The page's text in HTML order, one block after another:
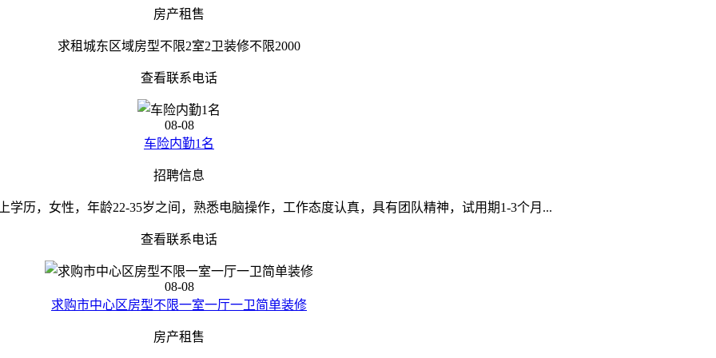
房产租售
求租城东区域房型不限2室2卫装修不限2000
查看联系电话
08-08
车险内勤1名
招聘信息
学历，女性，年龄22-35岁之间，熟悉电脑操作，工作态度认真，具有团队精神，试用期1-3个月...
查看联系电话
08-08
求购市中心区房型不限一室一厅一卫简单装修
房产租售